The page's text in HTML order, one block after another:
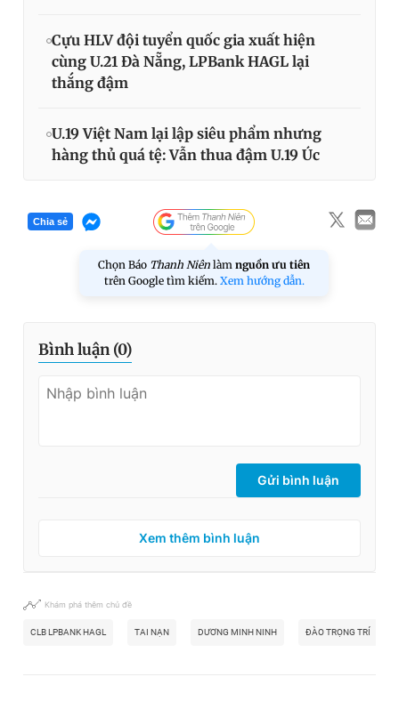
Cựu HLV đội tuyển quốc gia xuất hiện
cùng U.21 Đà Nẵng, LPBank HAGL lại
thắng đậm
U.19 Việt Nam lại lập siêu phẩm nhưng
hàng thủ quá tệ: Vẫn thua đậm U.19 Úc
Chia sẻ
Chọn Báo Thanh Niên làm nguồn ưu tiên
trên Google tìm kiếm. Xem hướng dẫn.
Bình luận (0)
Gửi bình luận
Xem thêm bình luận
Khám phá thêm chủ đề
CLB LPBANK HAGL TAI NẠN DƯƠNG MINH NINH ĐÀO TRỌNG TRÍ